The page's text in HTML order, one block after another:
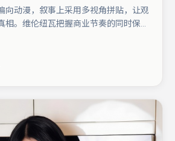
向动漫，叙事上采用多视角拼贴，让观
相。维伦纽瓦把握商业节奏的同时保留
锚点，易烊千玺则以细节塑造推动谜题
、反转有度，值得列入片单。